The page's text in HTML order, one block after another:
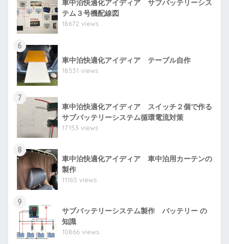
車中泊快適化アイディア サブバッテリーシス
テム３号機配線図
18672 views
6
車中泊快適化アイディア テーブル自作
18531 views
7
車中泊快適化アイディア スイッチ２個で作る
サブバッテリーシステム循環電流対策
17153 views
8
車中泊快適化アイディア 車中泊用カーテンの
製作
11165 views
9
サブバッテリーシステム製作 バッテリー の
知識
10866 views